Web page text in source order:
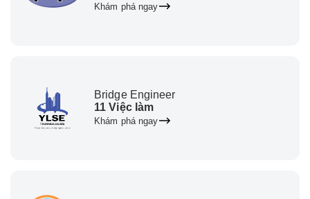
Khám phá ngay
Bridge Engineer
11 Việc làm
Khám phá ngay